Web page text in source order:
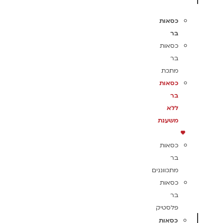
כסאות
בר
כסאות
בר
מתכת
כסאות
בר
ללא
משענת
כסאות
בר
מתכווננים
כסאות
בר
פלסטיק
כסאות